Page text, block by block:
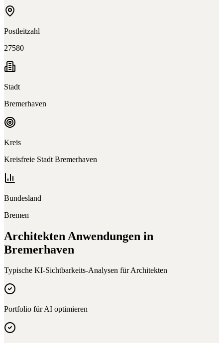
Postleitzahl
27580
Stadt
Bremerhaven
Kreis
Kreisfreie Stadt Bremerhaven
Bundesland
Bremen
Architekten Anwendungen in
Bremerhaven
Typische KI-Sichtbarkeits-Analysen fürArchitekten
Portfolio für AI optimieren